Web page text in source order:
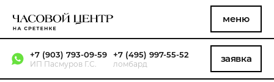
меню
+7 (903) 793-09-59
ИП Пасмуров Г.С.
+7 (495) 997-55-52
ломбард заявка